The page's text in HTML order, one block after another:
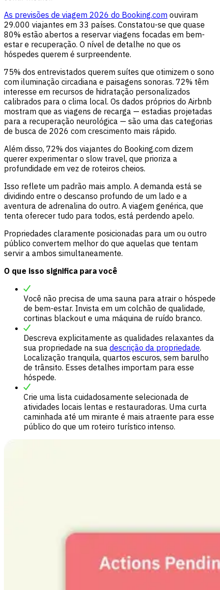
As previsões de viagem 2026 do Booking.com ouviram
29.000 viajantes em 33 países. Constatou-se que quase
80% estão abertos a reservar viagens focadas em bem-
estar e recuperação. O nível de detalhe no que os
hóspedes querem é surpreendente.
75% dos entrevistados querem suítes que otimizem o sono
com iluminação circadiana e paisagens sonoras. 72% têm
interesse em recursos de hidratação personalizados
calibrados para o clima local. Os dados próprios do Airbnb
mostram que as viagens de recarga — estadias projetadas
para a recuperação neurológica — são uma das categorias
de busca de 2026 com crescimento mais rápido.
Além disso, 72% dos viajantes do Booking.com dizem
querer experimentar o slow travel, que prioriza a
profundidade em vez de roteiros cheios.
Isso reflete um padrão mais amplo. A demanda está se
dividindo entre o descanso profundo de um lado e a
aventura de adrenalina do outro. A viagem genérica, que
tenta oferecer tudo para todos, está perdendo apelo.
Propriedades claramente posicionadas para um ou outro
público convertem melhor do que aquelas que tentam
servir a ambos simultaneamente.
O que isso significa para você
Você não precisa de uma sauna para atrair o hóspede
de bem-estar. Invista em um colchão de qualidade,
cortinas blackout e uma máquina de ruído branco.
Descreva explicitamente as qualidades relaxantes da
sua propriedade na sua descrição da propriedade.
Localização tranquila, quartos escuros, sem barulho
de trânsito. Esses detalhes importam para esse
hóspede.
Crie uma lista cuidadosamente selecionada de
atividades locais lentas e restauradoras. Uma curta
caminhada até um mirante é mais atraente para esse
público do que um roteiro turístico intenso.